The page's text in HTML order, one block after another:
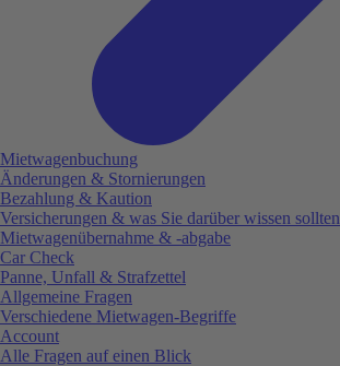
Mietwagenbuchung
Änderungen & Stornierungen
Bezahlung & Kaution
Versicherungen & was Sie darüber wissen sollten
Mietwagenübernahme & -abgabe
Car Check
Panne, Unfall & Strafzettel
Allgemeine Fragen
Verschiedene Mietwagen-Begriffe
Account
Alle Fragen auf einen Blick